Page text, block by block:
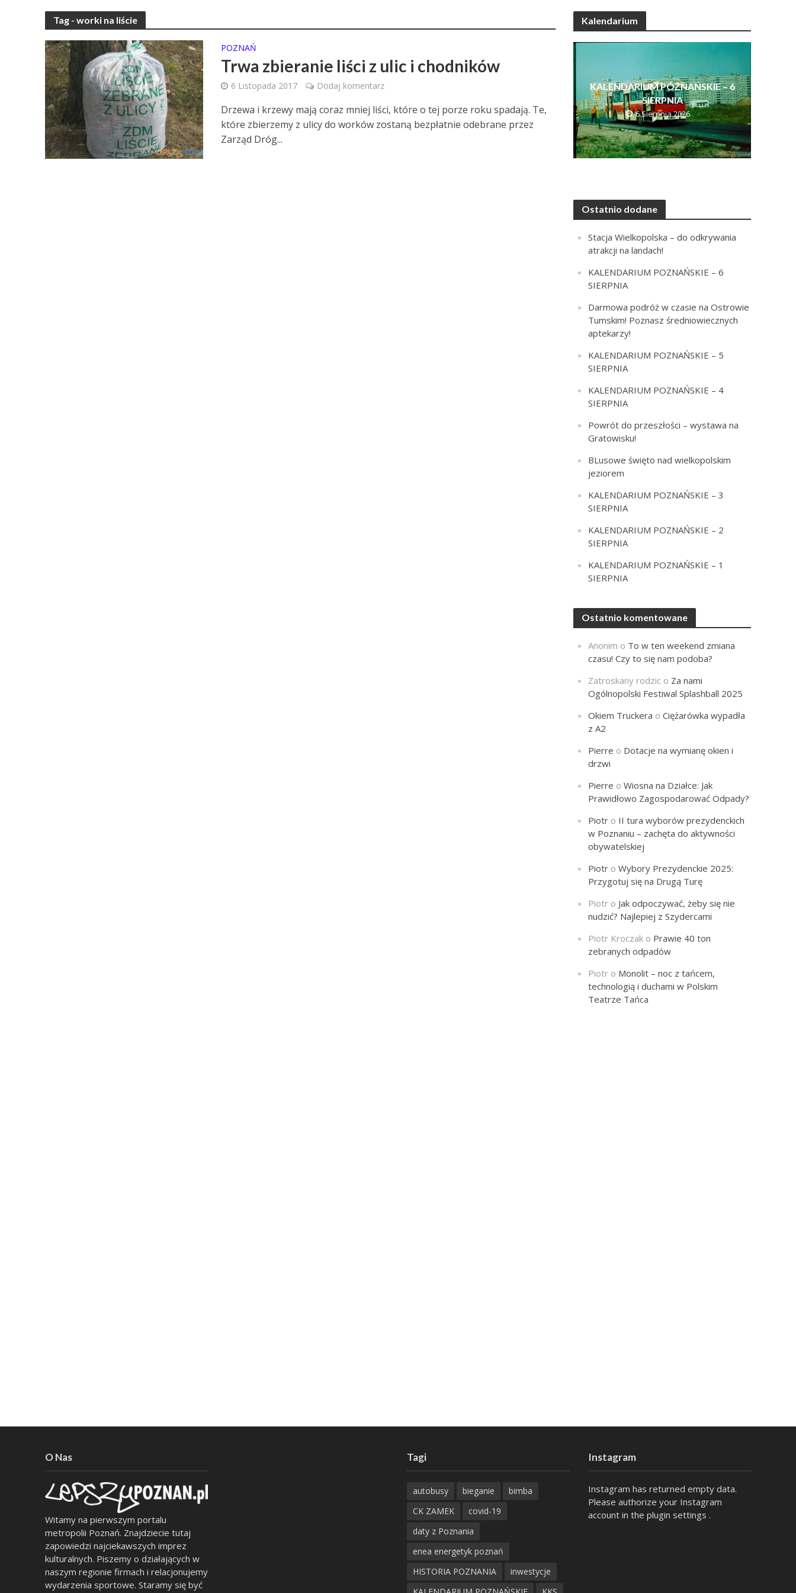
Tag - worki na liście
POZNAŃ
Trwa zbieranie liści z ulic i chodników
6 Listopada 2017 Dodaj komentarz
Drzewa i krzewy mają coraz mniej liści, które o tej porze roku spadają. Te,
które zbierzemy z ulicy do worków zostaną bezpłatnie odebrane przez
Zarząd Dróg...
Kalendarium
KALENDARIUM POZNAŃSKIE – 6
SIERPNIA
6 Sierpnia 2026
Ostatnio dodane
Stacja Wielkopolska – do odkrywania
atrakcji na landach!
KALENDARIUM POZNAŃSKIE – 6
SIERPNIA
Darmowa podróż w czasie na Ostrowie
Tumskim! Poznasz średniowiecznych
aptekarzy!
KALENDARIUM POZNAŃSKIE – 5
SIERPNIA
KALENDARIUM POZNAŃSKIE – 4
SIERPNIA
Powrót do przeszłości – wystawa na
Gratowisku!
BLusowe święto nad wielkopolskim
jeziorem
KALENDARIUM POZNAŃSKIE – 3
SIERPNIA
KALENDARIUM POZNAŃSKIE – 2
SIERPNIA
KALENDARIUM POZNAŃSKIE – 1
SIERPNIA
Ostatnio komentowane
Anonim o To w ten weekend zmiana
czasu! Czy to się nam podoba?
Zatroskany rodzic o Za nami
Ogólnopolski Festiwal Splashball 2025
Okiem Truckera oCiężarówka wypadła
z A2
Pierre o Dotacje na wymianę okien i
drzwi
Pierre oWiosna na Działce: Jak
Prawidłowo Zagospodarować Odpady?
Piotr o II tura wyborów prezydenckich
w Poznaniu – zachęta do aktywności
obywatelskiej
Piotr oWybory Prezydenckie 2025:
Przygotuj się na Drugą Turę
Piotr o Jak odpoczywać, żeby się nie
nudzić? Najlepiej z Szydercami
Piotr Kroczak o Prawie 40 ton
zebranych odpadów
Piotr o Monolit – noc z tańcem,
technologią i duchami w Polskim
Teatrze Tańca
O Nas
Witamy na pierwszym portalu
metropolii Poznań. Znajdziecie tutaj
zapowiedzi najciekawszych imprez
kulturalnych. Piszemy o działających w
naszym regionie firmach i relacjonujemy
wydarzenia sportowe. Staramy się być
Tagi
autobusy bieganie
bimba
CK ZAMEK
covid-19
daty z Poznania
enea energetyk poznań
HISTORIA POZNANIA
inwestycje
Instagram
Instagram has returned empty data.
Please authorize your Instagram
account in the plugin settings .